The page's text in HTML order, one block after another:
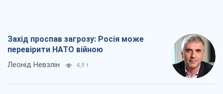
Захід проспав загрозу: Росія може
перевірити НАТО війною
Леонід Невзлін 4,9 т.